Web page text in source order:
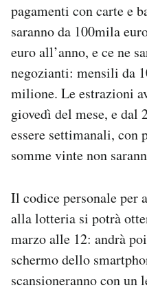
pagamenti con carte e
saranno da 100mila
euro all’anno, e ce ne
negozianti: mensili da
milione. Le estrazioni
giovedì del mese, e dal
essere settimanali, con
somme vinte non
Il codice personale per
alla lotteria si potrà
marzo alle 12: andrà
schermo dello
scansioneranno con